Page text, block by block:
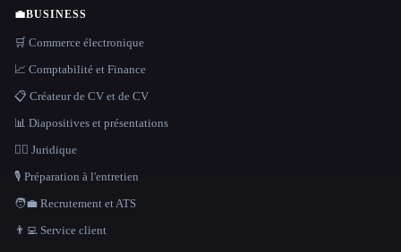
💼BUSINESS
🛒 Commerce électronique
📈 Comptabilité et Finance
📋 Créateur de CV et de CV
📊 Diapositives et présentations
👩‍⚖️ Juridique
🎙️ Préparation à l'entretien
🧑‍💼 Recrutement et ATS
👨‍💻 Service client